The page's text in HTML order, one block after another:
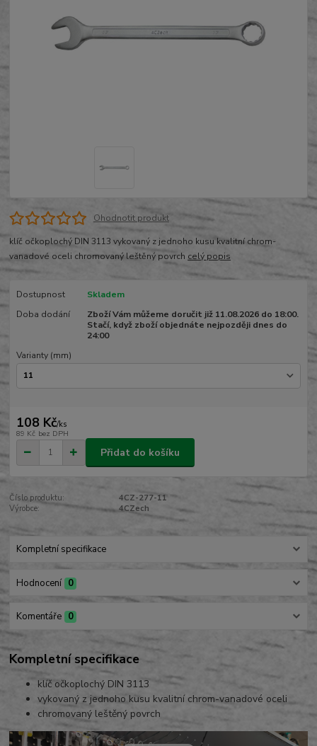
Ohodnotit produkt
klíč očkoplochý DIN 3113 vykovaný z jednoho kusu kvalitní chrom-
vanadové oceli chromovaný leštěný povrch celý popis
Dostupnost
Skladem
Doba dodání
Zboží Vám můžeme doručit již 11.08.2026 do 18:00.
Stačí, když zboží objednáte nejpozději dnes do
24:00
Varianty (mm)
108 Kč/ks
89 Kč bez DPH
Přidat do košíku
Číslo produktu:
4CZ-277-11
Výrobce:
4CZech
Kompletní specifikace
Hodnocení 0
Komentáře 0
Kompletní specifikace
klíč očkoplochý DIN 3113
vykovaný z jednoho kusu kvalitní chrom-vanadové oceli
chromovaný leštěný povrch